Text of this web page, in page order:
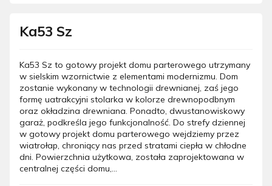
Ka53 Sz
Ka53 Sz to gotowy projekt domu parterowego utrzymany
w sielskim wzornictwie z elementami modernizmu. Dom
zostanie wykonany w technologii drewnianej, zaś jego
formę uatrakcyjni stolarka w kolorze drewnopodbnym
oraz okładzina drewniana. Ponadto, dwustanowiskowy
garaż, podkreśla jego funkcjonalność. Do strefy dziennej
w gotowy projekt domu parterowego wejdziemy przez
wiatrołap, chroniący nas przed stratami ciepła w chłodne
dni. Powierzchnia użytkowa, została zaprojektowana w
centralnej części domu,...